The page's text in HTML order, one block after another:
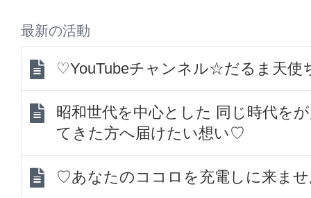
最新の活動
♡YouTubeチャンネル☆だるま天
昭和世代を中心とした 同じ時代を
てきた方へ届けたい想い♡
♡あなたのココロを充電しに来ま